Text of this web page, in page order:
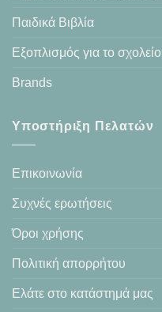
Παιδικά Βιβλία
Εξοπλισμός για το σχολείο
Brands
Υποστήριξη Πελατών
Επικοινωνία
Συχνές ερωτήσεις
Όροι χρήσης
Πολιτική απορρήτου
Ελάτε στο κατάστημά μας